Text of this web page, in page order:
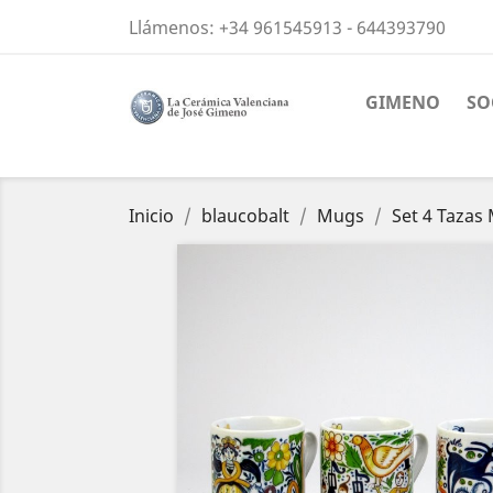
Llámenos: +34 961545913 - 644393790
GIMENO
Inicio blaucobalt Mugs Set 4 Tazas